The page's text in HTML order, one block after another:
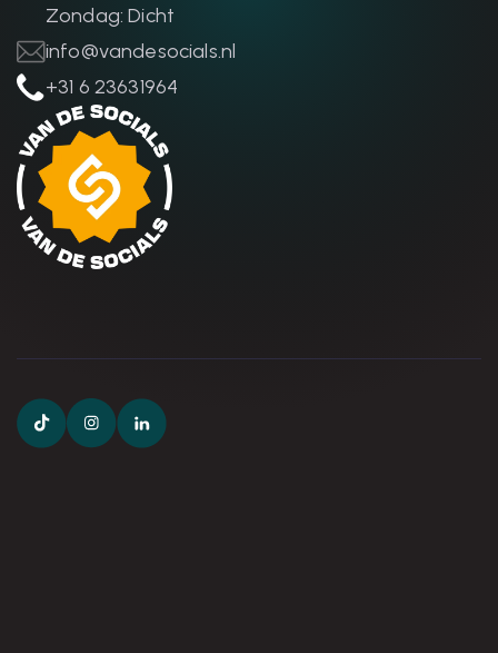
Zondag: Dicht
info@vandesocials.nl
+31 6 23631964